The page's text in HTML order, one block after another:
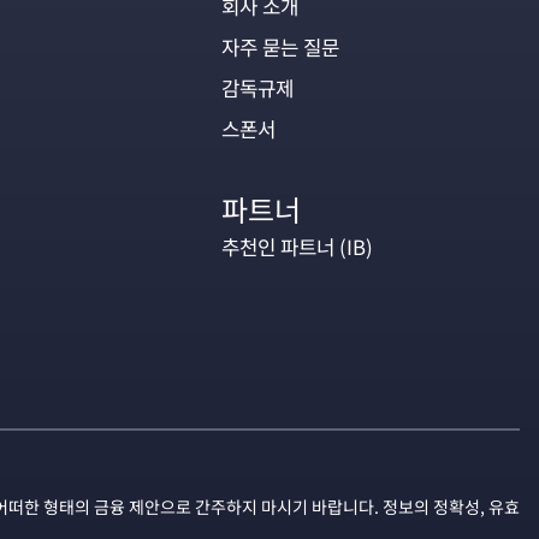
회사 소개
자주 묻는 질문
감독규제
스폰서
파트너
추천인 파트너 (IB)
한 형태의 금융 제안으로 간주하지 마시기 바랍니다. 정보의 정확성, 유효